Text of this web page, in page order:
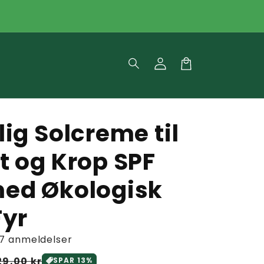
Log
ind
Indkøbskurv
Solcreme til
og Krop SPF
Økologisk
anmeldelser
kr SPAR13%